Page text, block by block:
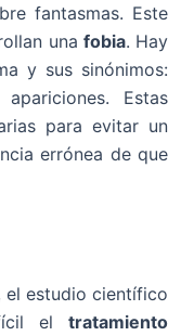
fantasmas. Este
una fobia. Hay
y sus sinónimos:
Estas
para evitar un
errónea de que
el estudio científico
eltratamiento